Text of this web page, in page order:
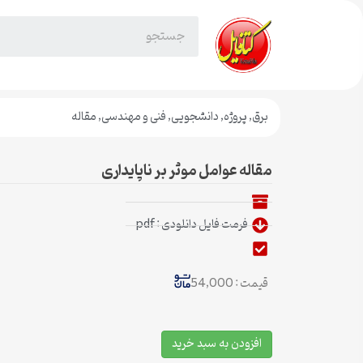
برق,پروژه,دانشجویی,فنی و مهندسی,مقاله
مقاله عوامل موثر بر ناپایداری
فرمت فایل دانلودی : pdf
قیمت : 54,000
افزودن به سبد خرید